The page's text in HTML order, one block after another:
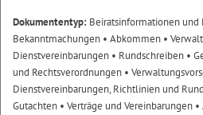
Dokumententyp: Beiratsinformationen und
Bekanntmachungen • Abkommen •
Dienstvereinbarungen • Rundschreiben •
und Rechtsverordnungen •
Dienstvereinbarungen, Richtlinien und
Gutachten • Verträge und Vereinbarungen